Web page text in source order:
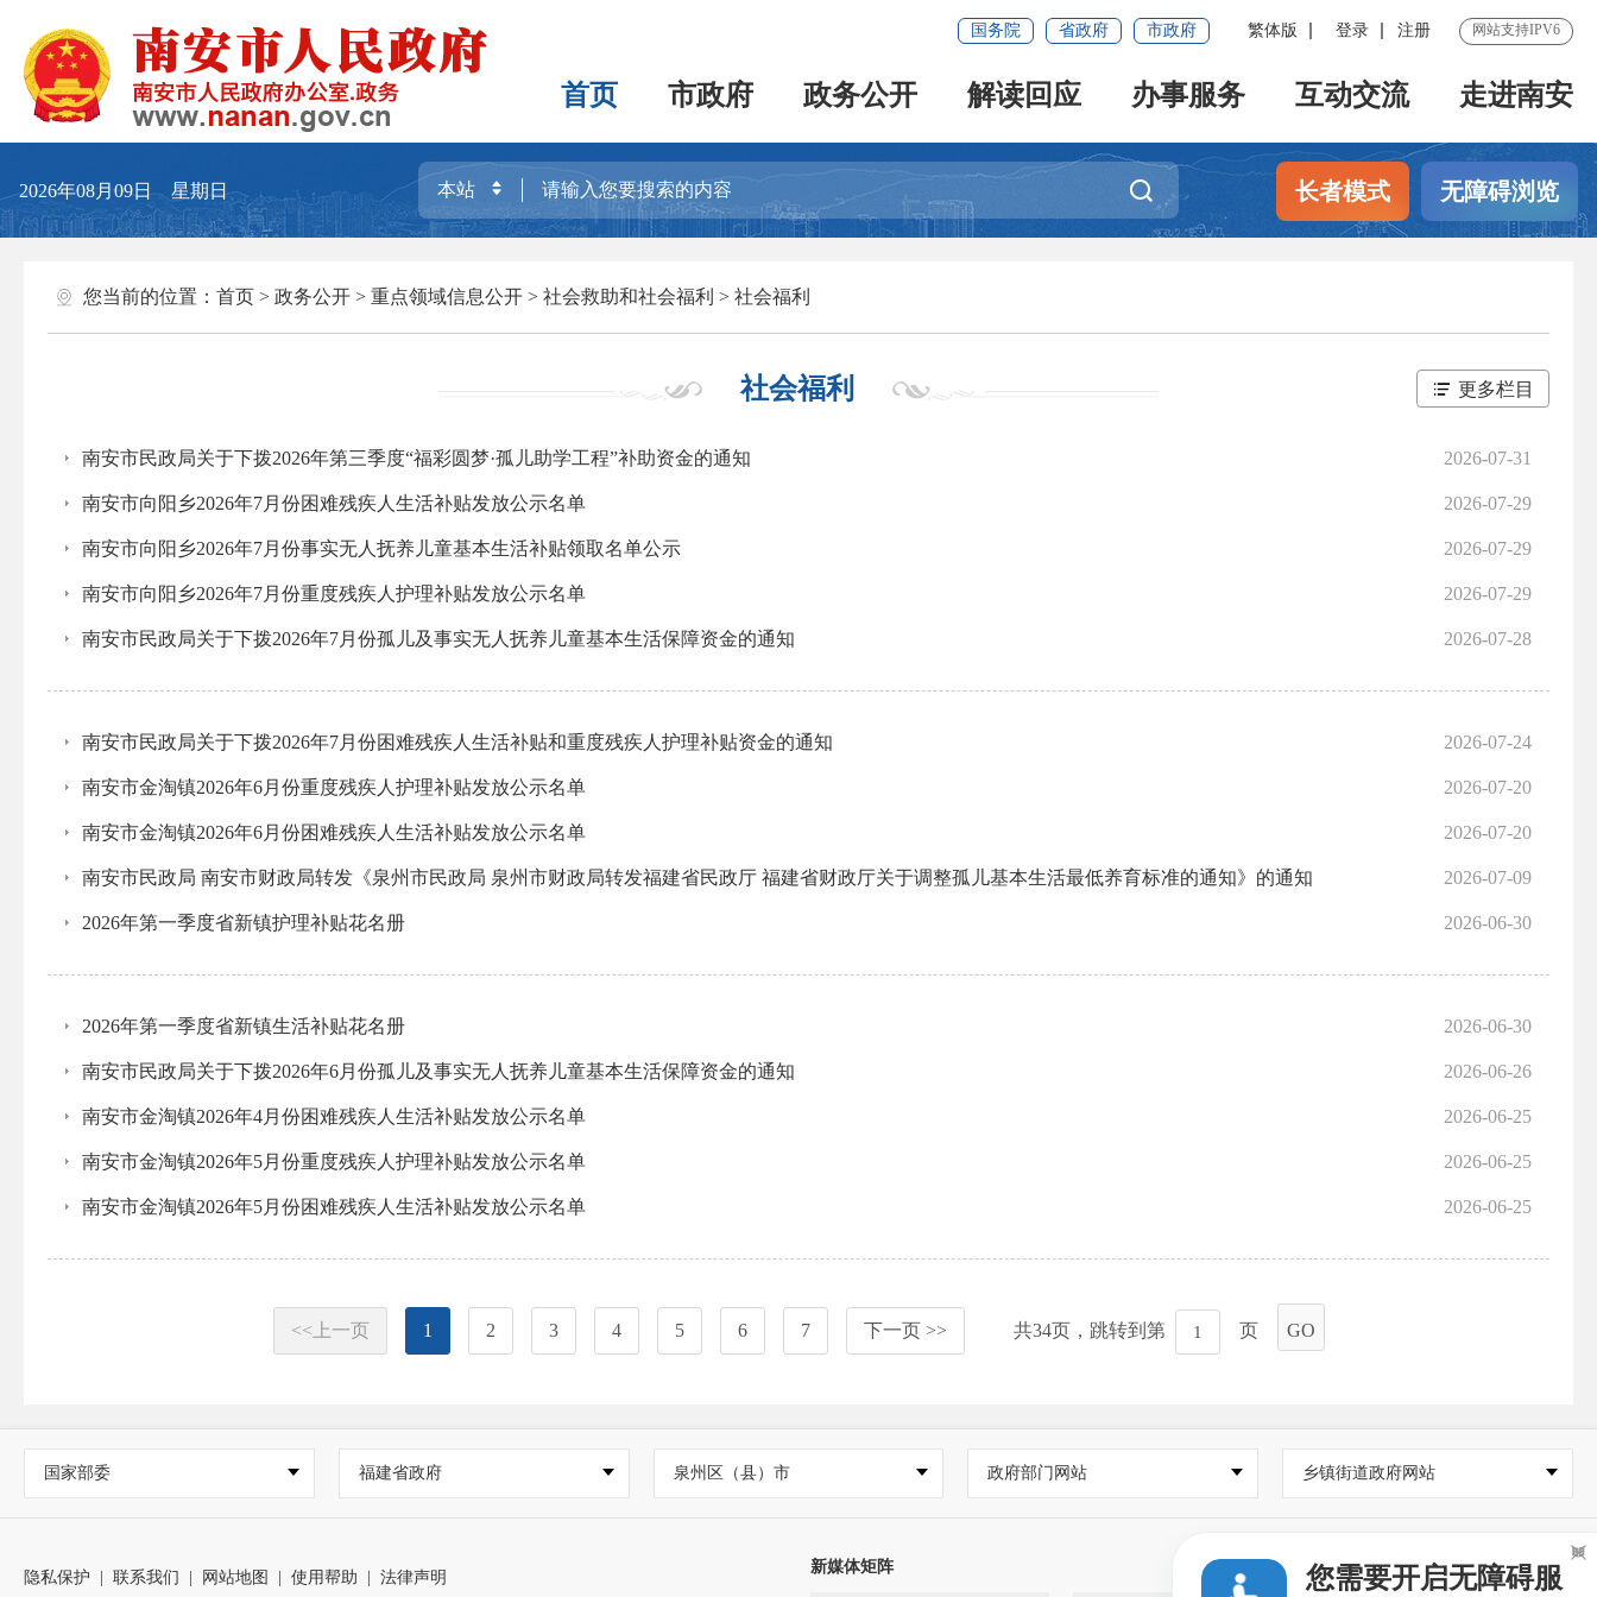
国务院 省政府 市政府 繁体版 登录 注册 网站支持IPV6
首页 市政府 政务公开 解读回应 办事服务 互动交流 走进南安
2026年08月09日 星期日 长者模式 无障碍浏览
您当前的位置： 首页 > 政务公开 > 重点领域信息公开 > 社会救助和社会福利 > 社会福利
社会福利 更多栏目
2026-07-31
南安市民政局关于下拨2026年第三季度“福彩圆梦·孤儿助学工程”补助资金的通知
2026-07-29
南安市向阳乡2026年7月份困难残疾人生活补贴发放公示名单
2026-07-29
南安市向阳乡2026年7月份事实无人抚养儿童基本生活补贴领取名单公示
2026-07-29
南安市向阳乡2026年7月份重度残疾人护理补贴发放公示名单
2026-07-28
南安市民政局关于下拨2026年7月份孤儿及事实无人抚养儿童基本生活保障资金的通知
2026-07-24
南安市民政局关于下拨2026年7月份困难残疾人生活补贴和重度残疾人护理补贴资金的通知
2026-07-20
南安市金淘镇2026年6月份重度残疾人护理补贴发放公示名单
2026-07-20
南安市金淘镇2026年6月份困难残疾人生活补贴发放公示名单
2026-07-09
南安市民政局 南安市财政局转发《泉州市民政局 泉州市财政局转发福建省民政厅 福建省财政厅关于调整孤儿基本生活最低养育标准的通知》的通知
2026-06-30
2026年第一季度省新镇护理补贴花名册
2026-06-30
2026年第一季度省新镇生活补贴花名册
2026-06-26
南安市民政局关于下拨2026年6月份孤儿及事实无人抚养儿童基本生活保障资金的通知
2026-06-25
南安市金淘镇2026年4月份困难残疾人生活补贴发放公示名单
2026-06-25
南安市金淘镇2026年5月份重度残疾人护理补贴发放公示名单
2026-06-25
南安市金淘镇2026年5月份困难残疾人生活补贴发放公示名单
<<上一页 1 2 3 4 5 6 7 下一页 >> 共34页，跳转到第 页 GO
国家部委 福建省政府 泉州区（县）市 政府部门网站 乡镇街道政府网站
隐私保护 联系我们 网站地图 使用帮助 法律声明
新媒体矩阵 您需要开启无障碍服
